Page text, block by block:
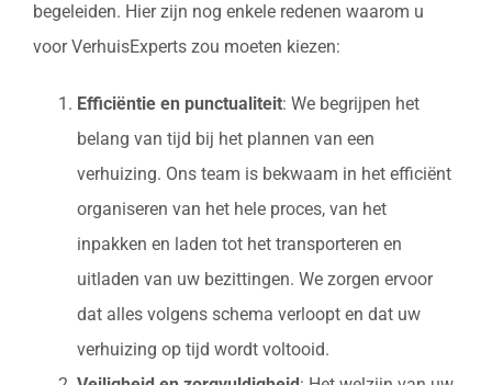
begeleiden. Hier zijn nog enkele redenen waarom u
voor VerhuisExperts zou moeten kiezen:
Efficiëntie en punctualiteit: We begrijpen het
belang van tijd bij het plannen van een
verhuizing. Ons team is bekwaam in het efficiënt
organiseren van het hele proces, van het
inpakken en laden tot het transporteren en
uitladen van uw bezittingen. We zorgen ervoor
dat alles volgens schema verloopt en dat uw
verhuizing op tijd wordt voltooid.